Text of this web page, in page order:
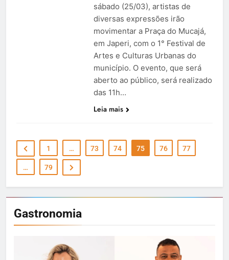
Gastronomia
sábado (25/03), artistas de
diversas expressões irão
movimentar a Praça do Mucajá,
em Japeri, com o 1° Festival de
Artes e Culturas Urbanas do
município. O evento, que será
aberto ao público, será realizado
das 11h…
Leia mais
1 … 73 74 75 76 77
… 79